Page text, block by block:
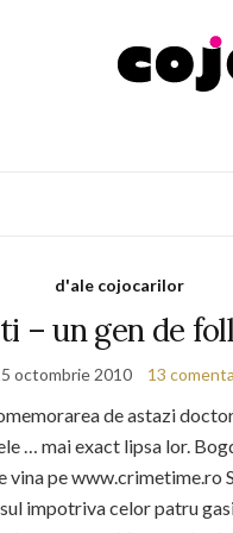
d'ale cojocarilor
– un gen de
octombrie 2010 13
de astazi
… mai exact lipsa lor.
pe www.crimetime.ro
impotriva celor patru